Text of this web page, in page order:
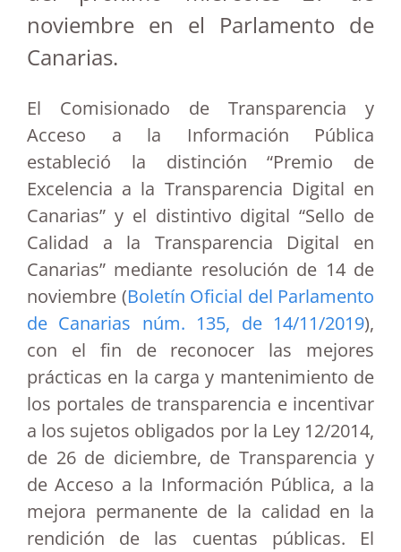
noviembre en el Parlamento de
Canarias.
El Comisionado de Transparencia y
Acceso a la Información Pública
estableció la distinción “Premio de
Excelencia a la Transparencia Digital en
Canarias” y el distintivo digital “Sello de
Calidad a la Transparencia Digital en
Canarias” mediante resolución de 14 de
noviembre (Boletín Oficial del Parlamento
de Canarias núm. 135, de 14/11/2019),
con el fin de reconocer las mejores
prácticas en la carga y mantenimiento de
los portales de transparencia e incentivar
a los sujetos obligados por la Ley 12/2014,
de 26 de diciembre, de Transparencia y
de Acceso a la Información Pública, a la
mejora permanente de la calidad en la
rendición de las cuentas públicas. El